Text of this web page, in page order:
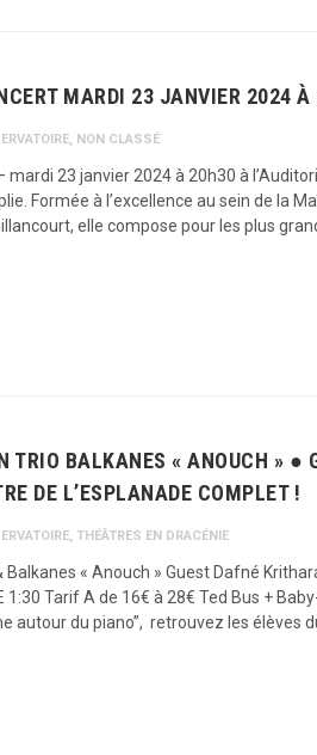
MARDI 23 JANVIER 2024
, NON CLASSÉ
mardi 23 janvier 2024 à 20h30 à
Formée à l’excellence au sein de la
elle compose pour les plus
TRIO BALKANES « ANOUCH » ●
DE L’ESPLANADE COMPLET !
, THÉÂTRES EN DRACÉNIE
« Anouch » Guest Dafné
1:30 Tarif A de 16€ à 28€ Ted Bus +
autour du piano”, retrouvez les élèves